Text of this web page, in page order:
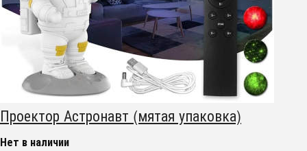
Проектор Астронавт (мятая упаковка)
Нет в наличии